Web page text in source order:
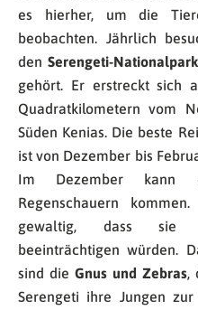
es hierher, um die
beobachten. Jährlich
den Serengeti-Nationalpark
gehört. Er erstreckt sich
Quadratkilometern vom
Süden Kenias. Die beste
ist von Dezember bis
Im Dezember kann
Regenschauern
gewaltig, dass sie
beeinträchtigen würden.
sind die Gnus und Zebras,
Serengeti ihre Jungen